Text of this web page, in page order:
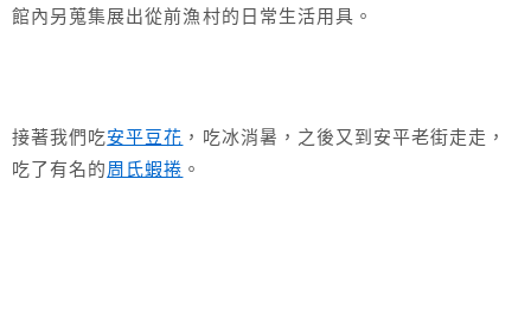
館內另蒐集展出從前漁村的日常生活用具。
接著我們吃安平豆花 ，吃冰消暑，之後又到安平老街走走，
吃了有名的周氏蝦捲 。